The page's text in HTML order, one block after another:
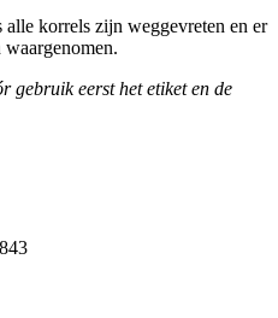
alle korrels zijn weggevreten en er
gebruik eerst het etiket en de